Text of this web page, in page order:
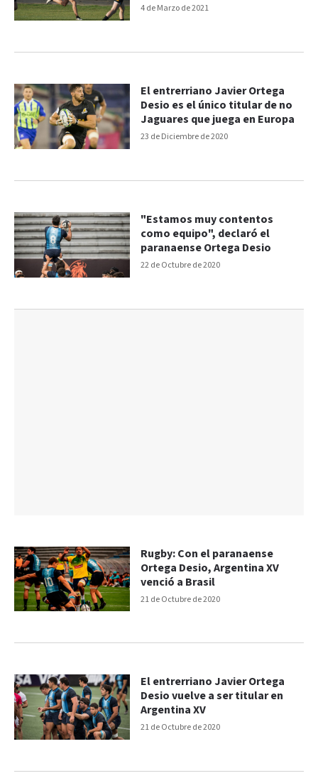
4 de Marzo de 2021
23 de Diciembre de 2020
El entrerriano Javier Ortega
Desio es el único titular de no
Jaguares que juega en Europa
22 de Octubre de 2020
"Estamos muy contentos
como equipo", declaró el
paranaense Ortega Desio
21 de Octubre de 2020
Rugby: Con el paranaense
Ortega Desio, Argentina XV
venció a Brasil
21 de Octubre de 2020
El entrerriano Javier Ortega
Desio vuelve a ser titular en
Argentina XV